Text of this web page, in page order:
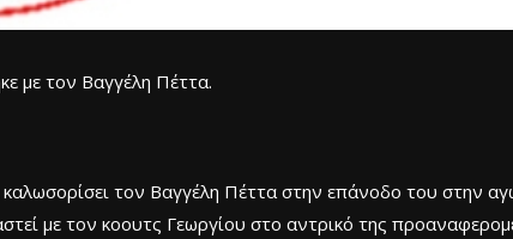
με τον Βαγγέλη Πέττα.
τον Βαγγέλη Πέττα στην επάνοδο του στην
με τον κοουτς Γεωργίου στο αντρικό της